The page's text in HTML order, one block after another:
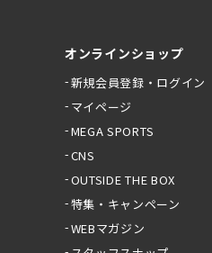
オンラインショップ
新規会員登録・ログイン
マイページ
MEGA SPORTS
CNS
OUTSIDE THE BOX
特集・キャンペーン
WEBマガジン